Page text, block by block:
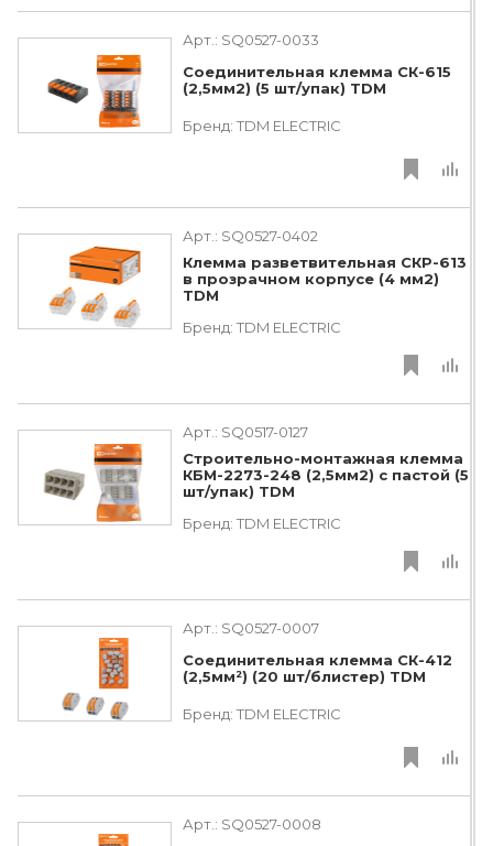
Арт.: SQ0527-0033
Соединительная клемма СК-615
(2,5мм2) (5 шт/упак) TDM
Бренд: TDM ЕLECTRIC
Арт.: SQ0527-0402
Клемма разветвительная СКР-613
в прозрачном корпусе (4 мм2)
TDM
Бренд: TDM ЕLECTRIC
Арт.: SQ0517-0127
Строительно-монтажная клемма
КБМ-2273-248 (2,5мм2) с пастой (5
шт/упак) TDM
Бренд: TDM ЕLECTRIC
Арт.: SQ0527-0007
Соединительная клемма СК-412
(2,5мм²) (20 шт/блистер) TDM
Бренд: TDM ЕLECTRIC
Арт.: SQ0527-0008